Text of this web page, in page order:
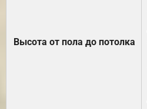
Высота от пола до потолка